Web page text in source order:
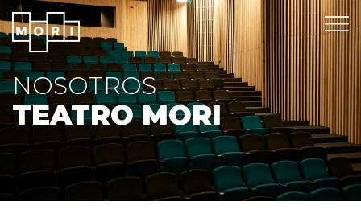
NOSOTROS
TEATROMORI